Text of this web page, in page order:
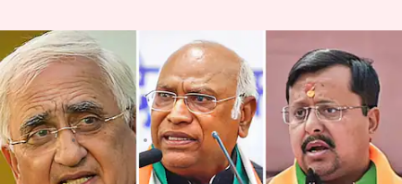
ईरान ने नितिन नबीन, मल्लिकार्जुन
खड़गे और सलमान खुर्शीद को अली
खामेनेई की विदाई में बुलाया
लेखन गजेंद्र Jul 01, 2026 06:49 pm